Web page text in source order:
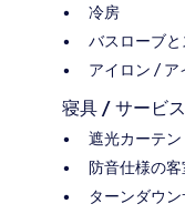
冷房
バスローブ
アイロン / ア
寝具 / サービス
遮光カーテン
防音仕様の客
ターンダウ